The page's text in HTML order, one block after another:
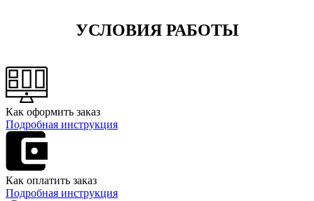
УСЛОВИЯ РАБОТЫ
Как оформить заказ
Подробная инструкция
Как оплатить заказ
Подробная инструкция